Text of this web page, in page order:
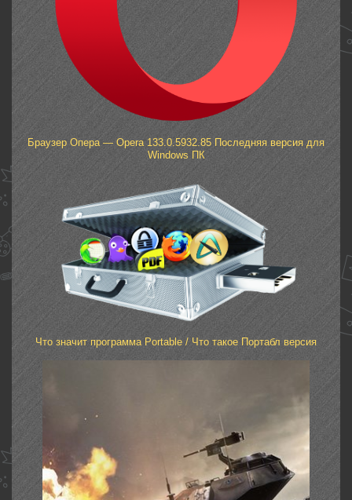
Браузер Опера — Opera 133.0.5932.85 Последняя версия для
Windows ПК
Что значит программа Portable / Что такое Портабл версия